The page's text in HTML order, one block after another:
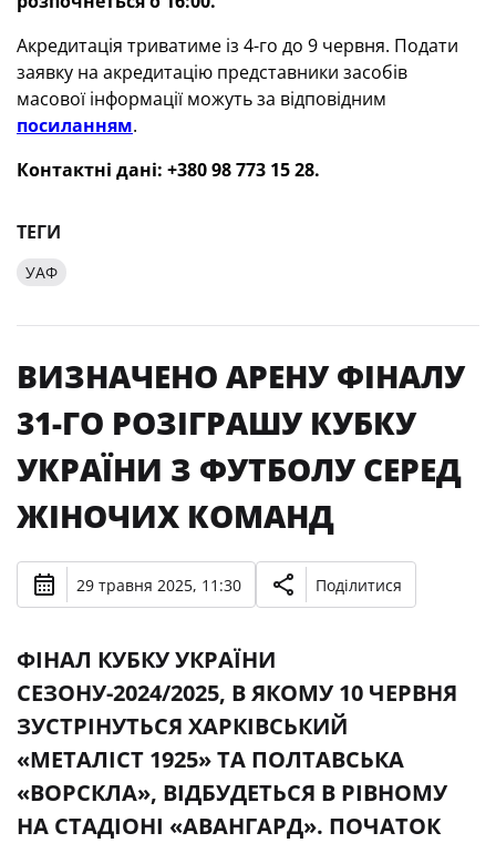
Акредитація триватиме із 4-го до 9 червня. Подати
заявку на акредитацію представники засобів
масової інформації можуть за відповідним
посиланням.
Контактні дані: +380 98 773 15 28.
ТЕГИ
УАФ
ВИЗНАЧЕНО АРЕНУ ФІНАЛУ
31-ГО РОЗІГРАШУ КУБКУ
УКРАЇНИ З ФУТБОЛУ СЕРЕД
ЖІНОЧИХ КОМАНД
29 травня 2025, 11:30 Поділитися
ФІНАЛ КУБКУ УКРАЇНИ
СЕЗОНУ-2024/2025, В ЯКОМУ 10 ЧЕРВНЯ
ЗУСТРІНУТЬСЯ ХАРКІВСЬКИЙ
«МЕТАЛІСТ 1925» ТА ПОЛТАВСЬКА
«ВОРСКЛА», ВІДБУДЕТЬСЯ В РІВНОМУ
НА СТАДІОНІ «АВАНГАРД». ПОЧАТОК